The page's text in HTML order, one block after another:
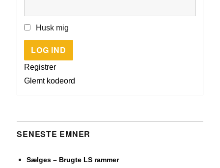
Husk mig
LOG IND
Registrer
Glemt kodeord
SENESTE EMNER
Sælges – Brugte LS rammer